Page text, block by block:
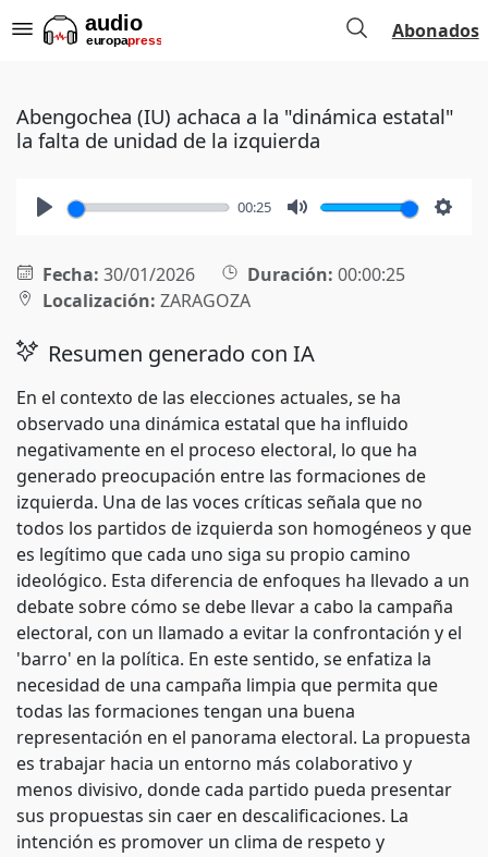
Abonados
Abengochea (IU) achaca a la "dinámica estatal"
la falta de unidad de la izquierda
00:25
Fecha: 30/01/2026 Duración: 00:00:25
Localización: ZARAGOZA
Resumen generado con IA
En el contexto de las elecciones actuales, se ha
observado una dinámica estatal que ha influido
negativamente en el proceso electoral, lo que ha
generado preocupación entre las formaciones de
izquierda. Una de las voces críticas señala que no
todos los partidos de izquierda son homogéneos y que
es legítimo que cada uno siga su propio camino
ideológico. Esta diferencia de enfoques ha llevado a un
debate sobre cómo se debe llevar a cabo la campaña
electoral, con un llamado a evitar la confrontación y el
'barro' en la política. En este sentido, se enfatiza la
necesidad de una campaña limpia que permita que
todas las formaciones tengan una buena
representación en el panorama electoral. La propuesta
es trabajar hacia un entorno más colaborativo y
menos divisivo, donde cada partido pueda presentar
sus propuestas sin caer en descalificaciones. La
intención es promover un clima de respeto y